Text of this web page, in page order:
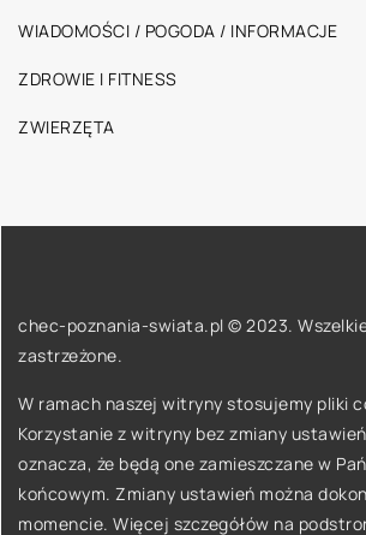
WIADOMOŚCI / POGODA / INFORMACJE
ZDROWIE I FITNESS
ZWIERZĘTA
chec-poznania-swiata.pl © 2023.
zastrzeżone.
W ramach naszej witryny stosujemy pliki
Korzystanie z witryny bez zmiany
oznacza, że będą one zamieszczane w
końcowym. Zmiany ustawień można
momencie. Więcej szczegółów na